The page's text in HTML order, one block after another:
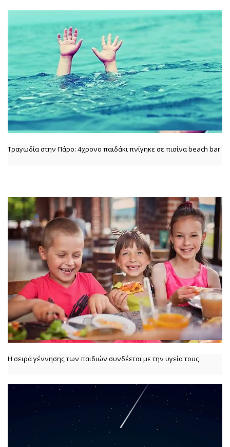
Τραγωδία στην Πάρο: 4χρονο παιδάκι πνίγηκε σε πισίνα beach bar
Η σειρά γέννησης των παιδιών συνδέεται με την υγεία τους